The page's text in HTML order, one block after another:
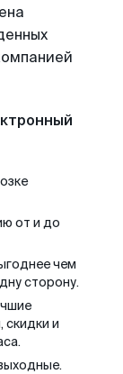
от и до
чем
сторону.
скидки и